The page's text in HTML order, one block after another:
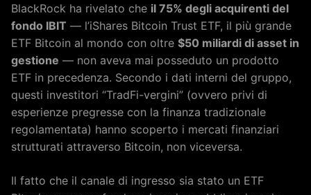
BlackRock ha rivelato che il 75% degli acquirenti del
fondo IBIT — l’iShares Bitcoin Trust ETF, il più grande
ETF Bitcoin al mondo con oltre $50 miliardi di asset in
gestione — non aveva mai posseduto un prodotto
ETF in precedenza. Secondo i dati interni del gruppo,
questi investitori “TradFi-vergini” (ovvero privi di
esperienze pregresse con la finanza tradizionale
regolamentata) hanno scoperto i mercati finanziari
strutturati attraverso Bitcoin, non viceversa.
Il fatto che il canale di ingresso sia stato un ETF